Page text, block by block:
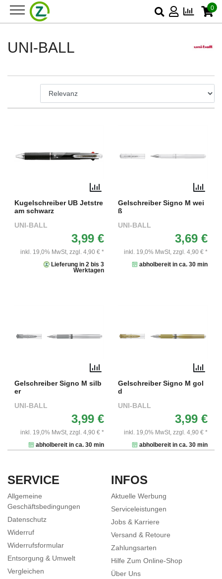
0
UNI-BALL
Kugelschreiber UB Jetstre
am schwarz
UNI-BALL
3,99 €
inkl. 19,0% MwSt, zzgl. 4,90 € *
Lieferung in 2 bis 3
Werktagen
Gelschreiber Signo M wei
ß
UNI-BALL
3,69 €
inkl. 19,0% MwSt, zzgl. 4,90 € *
abholbereit in ca. 30 min
Gelschreiber Signo M silb
er
UNI-BALL
3,99 €
inkl. 19,0% MwSt, zzgl. 4,90 € *
abholbereit in ca. 30 min
Gelschreiber Signo M gol
d
UNI-BALL
3,99 €
inkl. 19,0% MwSt, zzgl. 4,90 € *
abholbereit in ca. 30 min
SERVICE
Allgemeine
Geschäftsbedingungen
Datenschutz
Widerruf
Widerrufsformular
Entsorgung & Umwelt
Vergleichen
INFOS
Aktuelle Werbung
Serviceleistungen
Jobs & Karriere
Versand & Retoure
Zahlungsarten
Hilfe Zum Online-Shop
Über Uns